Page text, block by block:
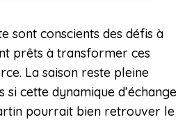
sont conscients des défis à
prêts à transformer ces
La saison reste pleine
si cette dynamique d’échange
pourrait bien retrouver le